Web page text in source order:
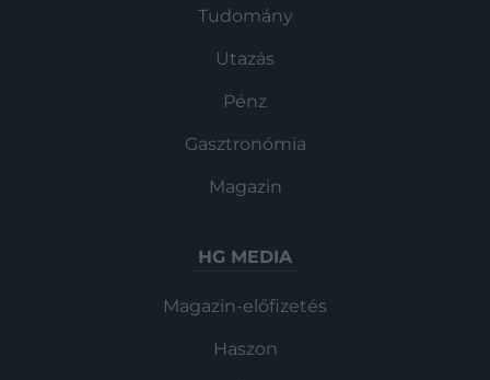
Tudomány
Utazás
Pénz
Gasztronómia
Magazin
HG MEDIA
Magazin-előfizetés
Haszon